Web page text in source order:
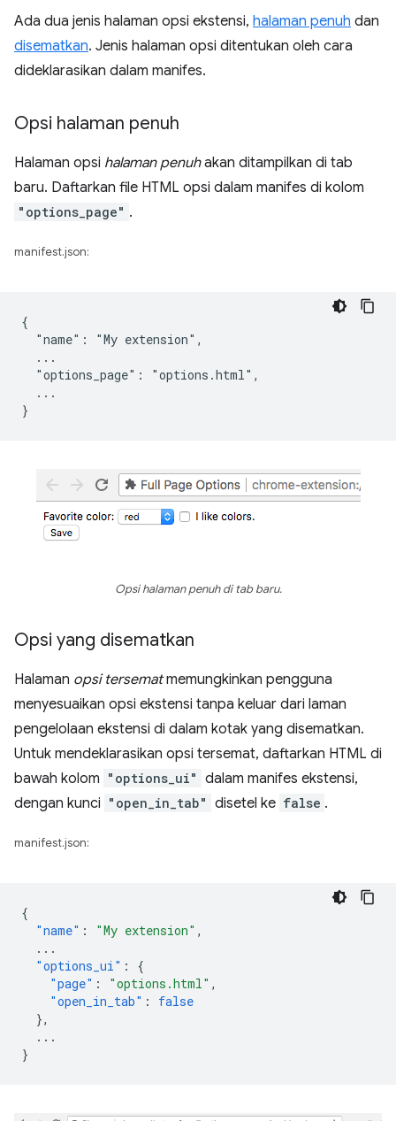
Ada dua jenis halaman opsi ekstensi, halaman penuh dan
disematkan. Jenis halaman opsi ditentukan oleh cara
dideklarasikan dalam manifes.
Opsi halaman penuh
Halaman opsi halaman penuhakan ditampilkan di tab
baru. Daftarkan file HTML opsi dalam manifes di kolom
"options_page" .
manifest.json:
{
  "name": "My extension",
  ...
  "options_page": "options.html",
  ...
Opsi halaman penuh di tab baru.
Opsi yang disematkan
Halaman opsi tersematmemungkinkan pengguna
menyesuaikan opsi ekstensi tanpa keluar dari laman
pengelolaan ekstensi di dalam kotak yang disematkan.
Untuk mendeklarasikan opsi tersemat, daftarkan HTML di
bawah kolom "options_ui" dalam manifes ekstensi,
dengan kunci "open_in_tab" disetel ke false .
manifest.json:
{
"name" : "My extension" ,
...
"options_ui" :
{
"page" : "options.html" ,
"open_in_tab" :
false
},
...
}